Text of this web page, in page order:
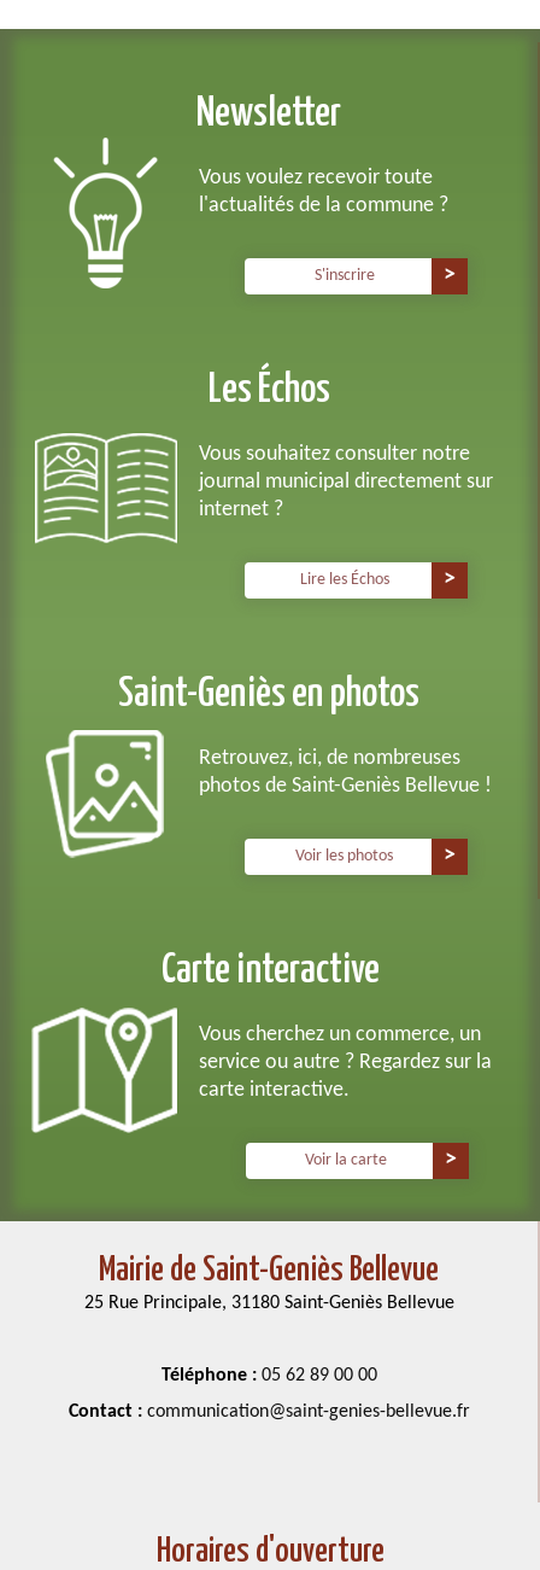
Newsletter
Vous voulez recevoir toute
l'actualités de la commune ?
S'inscrire
Les Échos
Vous souhaitez consulter notre
journal municipal directement sur
internet ?
Lire les Échos
Saint-Geniès en photos
Retrouvez, ici, de nombreuses
photos de Saint-Geniès Bellevue !
Voir les photos
Carte interactive
Vous cherchez un commerce, un
service ou autre ? Regardez sur la
carte interactive.
Voir la carte
Mairie de Saint-Geniès Bellevue
25 Rue Principale, 31180 Saint-Geniès Bellevue
Téléphone : 05 62 89 00 00
Contact : communication@saint-genies-bellevue.fr
Horaires d'ouverture